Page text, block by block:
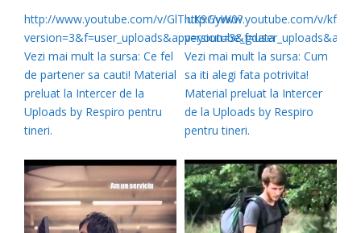
http://www.youtube.com/v/GlTiuK9GyW0?
version=3&f=user_uploads&app=youtube_gdata
Vezi mai mult la sursa: Ce fel
de partener sa cauti! Material
preluat la Intercer de la
Uploads by Respiro pentru
tineri.
http://www.youtube.com/v/
Vezi mai mult la sursa: Cum
sa iti alegi fata potrivita!
Material preluat la Intercer
de la Uploads by Respiro
pentru tineri.